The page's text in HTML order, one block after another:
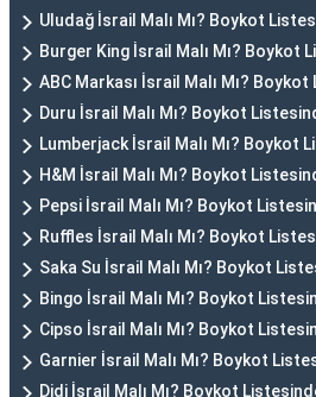
Uludağ İsrail Malı Mı? Boykot
Burger King İsrail Malı Mı? Boykot
ABC Markası İsrail Malı Mı?
Duru İsrail Malı Mı? Boykot
Lumberjack İsrail Malı Mı? Boykot
H&M İsrail Malı Mı? Boykot
Pepsi İsrail Malı Mı? Boykot
Ruffles İsrail Malı Mı? Boykot
Saka Su İsrail Malı Mı? Boykot
Bingo İsrail Malı Mı? Boykot
Cipso İsrail Malı Mı? Boykot
Garnier İsrail Malı Mı? Boykot
Didi İsrail Malı Mı? Boykot